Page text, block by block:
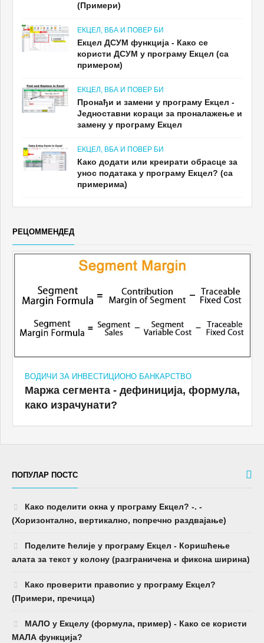
(Примери)
ЕКЦЕЛ, ВБА И ПОВЕР БИ
Екцел ДСУМ функција - Како се
користи ДСУМ у програму Екцел (са
примером)
ЕКЦЕЛ, ВБА И ПОВЕР БИ
Пронађи и замени у програму Екцел -
Једноставни кораци за проналажење и
замену у програму Екцел
ЕКЦЕЛ, ВБА И ПОВЕР БИ
Како додати или креирати обрасце за
унос података у програму Екцел? (са
примерима)
РЕЦОММЕНДЕД
ВОДИЧИ ЗА ИНВЕСТИЦИОНО БАНКАРСТВО
Маржа сегмента - дефиниција, формула,
како израчунати?
ПОПУЛАР ПОСТС
Како поделити окна у програму Екцел? -. -
(Хоризонтално, вертикално, попречно раздвајање)
Поделите ћелије у програму Екцел - Коришћење
алата за текст у колону (разграничена и фиксна ширина)
Како проверити правопис у програму Екцел?
(Примери, пречица)
МАЛО у Екцелу (формула, пример) - Како се користи
МАЛА функција?